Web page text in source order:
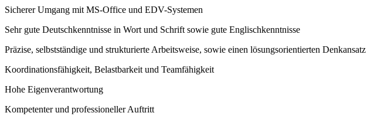
Sicherer Umgang mit MS-Office und EDV-Systemen
Sehr gute Deutschkenntnisse in Wort und Schrift sowie gute Englischkenntnisse
Präzise, selbstständige und strukturierte Arbeitsweise, sowie einen lösungsorientierten Denkansatz
Koordinationsfähigkeit, Belastbarkeit und Teamfähigkeit
Hohe Eigenverantwortung
Kompetenter und professioneller Auftritt